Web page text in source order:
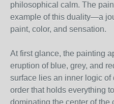
philosophical calm. The
example of this duality—a
paint, color, and sensation.
At first glance, the painting
eruption of blue, grey, and
surface lies an inner logic
order that holds everything
dominating the center of the